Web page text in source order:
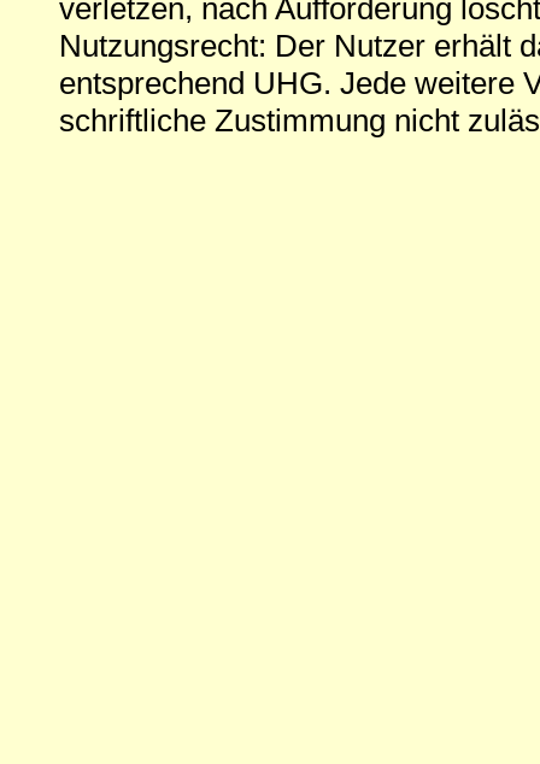
verletzen, nach Aufforderung
Nutzungsrecht: Der Nutzer erhält
entsprechend UHG. Jede weitere
schriftliche Zustimmung nicht